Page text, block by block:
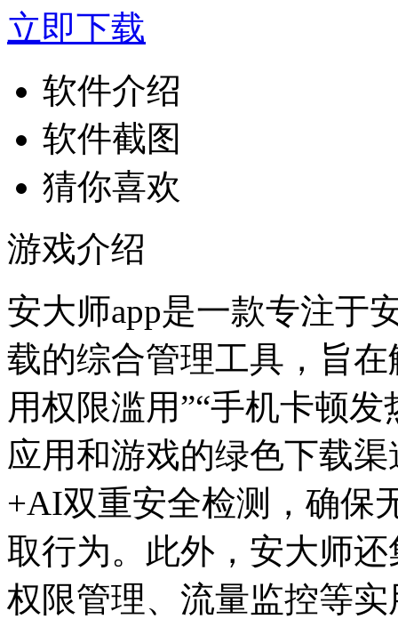
立即下载
软件介绍
软件截图
猜你喜欢
游戏介绍
安大师app是一款专注于
载的综合管理工具，旨
用权限滥用”“手机卡顿
应用和游戏的绿色下载
+AI双重安全检测，确保
取行为。此外，安大师
权限管理、流量监控等